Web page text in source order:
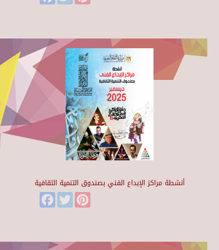
أنشطة مراكز الإبداع الفني بصندوق التنمية الثقافية
FacebookTwitter